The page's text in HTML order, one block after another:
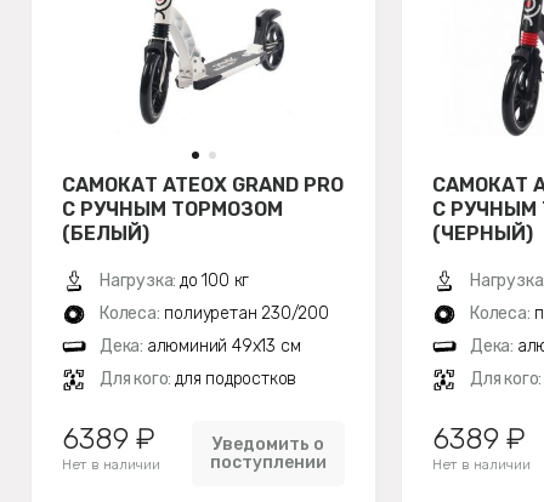
САМОКАТ ATEOX GRAND PRO
С РУЧНЫМ ТОРМОЗОМ
(БЕЛЫЙ)
Нагрузка: до 100 кг
Колеса: полиуретан 230/200
Дека: алюминий 49х13 см
Для кого: для подростков
6389 ₽
Нет в наличии
Уведомить о
поступлении
САМОКАТ
С РУЧНЫМ
(ЧЕРНЫЙ)
Колеса:
Дека:
Для кого:
6389 ₽
Нет в наличии